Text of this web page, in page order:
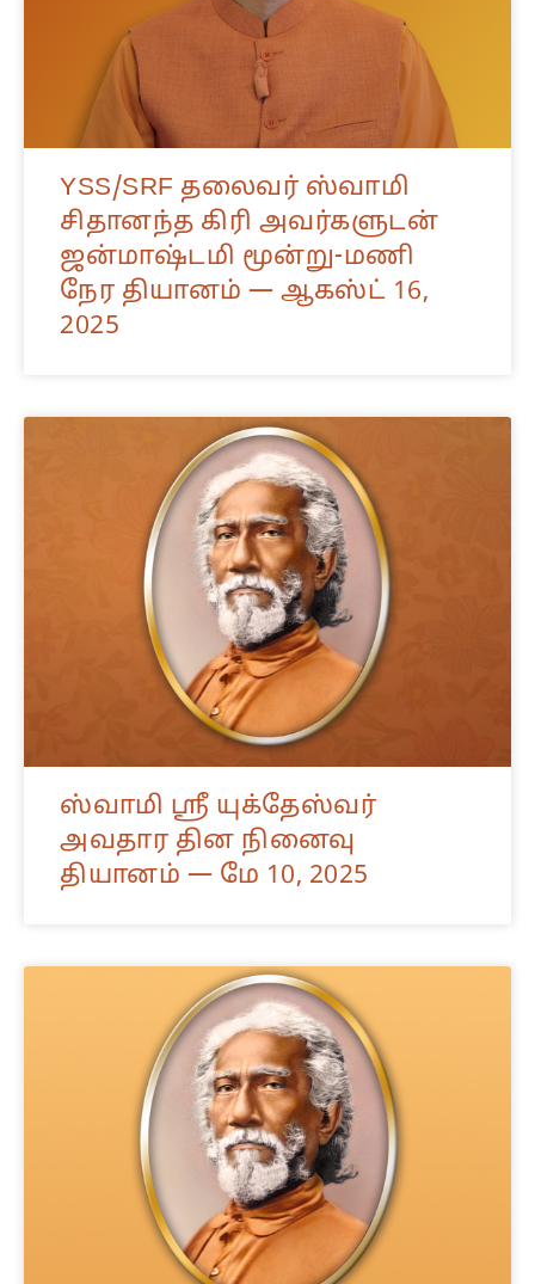
YSS/SRF தலைவர் ஸ்வாமி
சிதானந்த கிரி அவர்களுடன்
ஜன்மாஷ்டமி மூன்று-மணி
நேர தியானம் — ஆகஸ்ட் 16,
2025
ஸ்வாமி ஸ்ரீ யுக்தேஸ்வர்
அவதார தின நினைவு
தியானம் — மே 10, 2025